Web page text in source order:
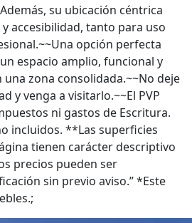
su ubicación céntrica
accesibilidad, tanto para uso
opción perfecta
espacio amplio, funcional y
zona consolidada.~~No deje
y venga a visitarlo.~~El PVP
ni gastos de Escritura.
incluidos. **Las superficies
tienen carácter descriptivo
precios pueden ser
sin previo aviso.” *Este